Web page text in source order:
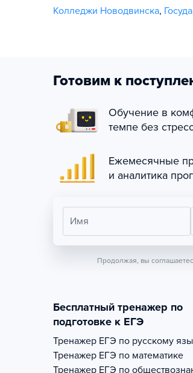
Колледжи Новодвинска,
Готовим к
Обучение в
темпе без
Ежемесячные
и аналитика
Имя
Продолжая, вы
Бесплатный тренажер по
подготовке к ЕГЭ
Тренажер ЕГЭ по русскому
Тренажер ЕГЭ по математике
Тренажер ЕГЭ по